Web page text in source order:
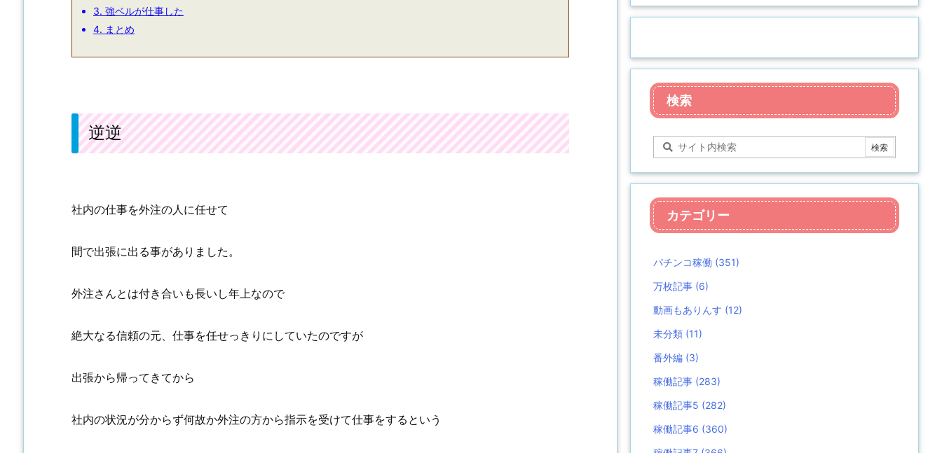
3. 強ベルが仕事した
4. まとめ
逆逆
社内の仕事を外注の人に任せて
間で出張に出る事がありました。
外注さんとは付き合いも長いし年上なので
絶大なる信頼の元、仕事を任せっきりにしていたのですが
出張から帰ってきてから
社内の状況が分からず何故か外注の方から指示を受けて仕事をするという
検索
カテゴリー
パチンコ稼働 (351)
万枚記事 (6)
動画もありんす (12)
未分類 (11)
番外編 (3)
稼働記事 (283)
稼働記事5 (282)
稼働記事6 (360)